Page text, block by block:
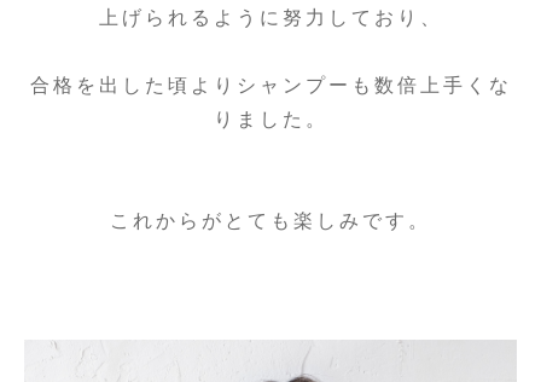
上げられるように努力しており、
合格を出した頃よりシャンプーも数倍上手くな
りました。
これからがとても楽しみです。